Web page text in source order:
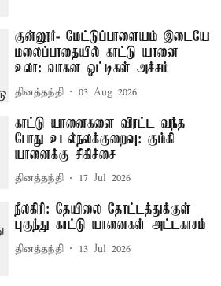
குன்னூர்- மேட்டுப்பாளையம் இடையே
மலைப்பாதையில் காட்டு யானை
உலா: வாகன ஓட்டிகள் அச்சம்
தினத்தந்தி 03 Aug 2026
காட்டு யானைகளை விரட்ட வந்த
போது உடல்நலக்குறைவு: கும்கி
யானைக்கு சிகிச்சை
தினத்தந்தி 17 Jul 2026
நீலகிரி: தேயிலை தோட்டத்துக்குள்
புகுந்து காட்டு யானைகள் அட்டகாசம்
தினத்தந்தி 13 Jul 2026